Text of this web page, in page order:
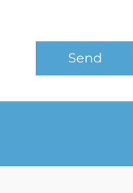
Send